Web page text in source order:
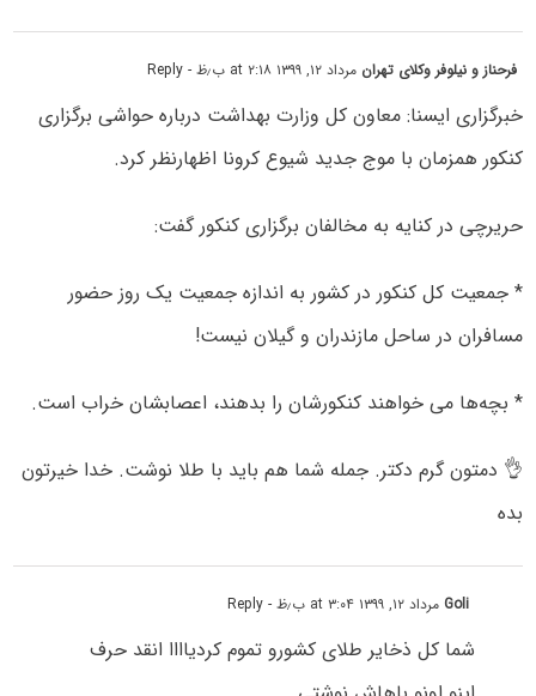
فرحناز و نیلوفر وکلای تهران مرداد ۱۲, ۱۳۹۹ at ۲:۱۸ ب٫ظ - Reply
خبرگزاری ایسنا: معاون کل وزارت بهداشت درباره حواشی برگزاری
کنکور همزمان با موج جدید شیوع کرونا اظهارنظر کرد.
حریرچی در کنایه به مخالفان برگزاری کنکور گفت:
* جمعیت کل کنکور در کشور به اندازه جمعیت یک روز حضور
مسافران در ساحل مازندران و گیلان نیست!
* بچه‌ها می خواهند کنکورشان را بدهند، اعصابشان خراب است.
👌 دمتون گرم دکتر. جمله شما هم باید با طلا نوشت. خدا خیرتون
بده
Goli مرداد ۱۲, ۱۳۹۹ at ۳:۰۴ ب٫ظ - Reply
شما کل ذخایر طلای کشورو تموم کردیاااا انقد حرف